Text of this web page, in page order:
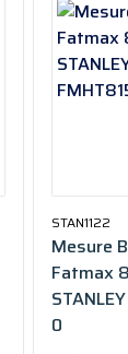
STAN1122
Mesure
Fatmax
0